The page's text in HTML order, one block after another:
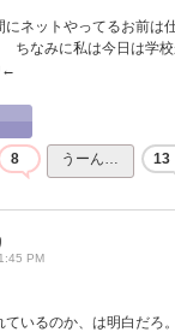
にネットやってるお前
ちなみに私は今日は学
←
8 うーん… 13
PM
ているのか、は明白だろ